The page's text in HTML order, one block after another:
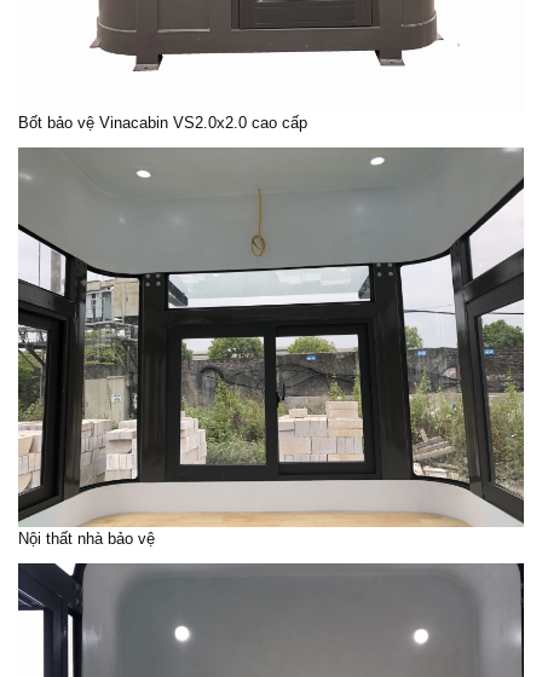
Bốt bảo vệ Vinacabin VS2.0x2.0 cao cấp
Nội thất nhà bảo vệ